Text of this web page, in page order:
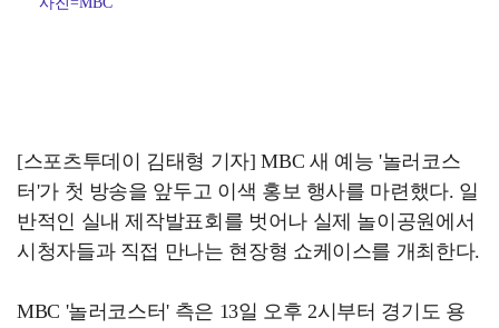
[스포츠투데이 김태형 기자] MBC 새 예능 '놀러코스
터'가 첫 방송을 앞두고 이색 홍보 행사를 마련했다. 일
반적인 실내 제작발표회를 벗어나 실제 놀이공원에서
시청자들과 직접 만나는 현장형 쇼케이스를 개최한다.
MBC '놀러코스터' 측은 13일 오후 2시부터 경기도 용